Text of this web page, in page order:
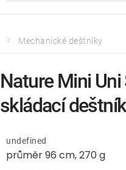
Lavice a houpačky
Lehátka
Mechanické deštníky
průměr 96 cm, 270 g
undefined
Nature Mini
skládací deštník